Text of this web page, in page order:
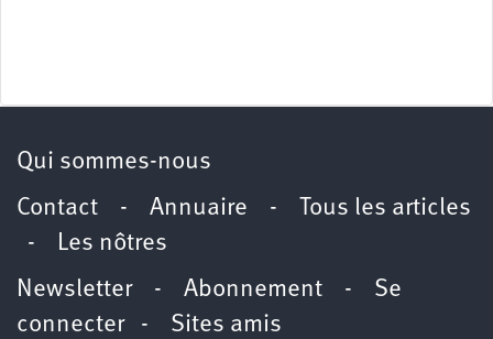
Qui sommes-nous
Contact - Annuaire - Tous les articles
-
Les nôtres
Newsletter- Abonnement - Se
connecter- Sites amis